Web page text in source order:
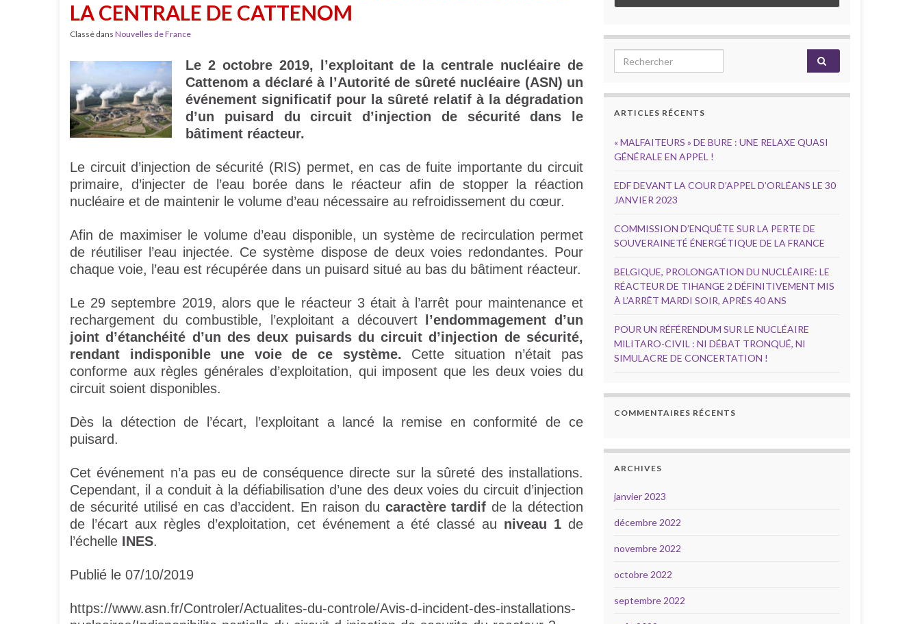
LA CENTRALE DE CATTENOM
Classé dans Nouvelles de France
Le 2 octobre 2019, l’exploitant de la centrale nucléaire de
Cattenom a déclaré à l’Autorité de sûreté nucléaire (ASN) un
événement significatif pour la sûreté relatif à la dégradation
d’un puisard du circuit d’injection de sécurité dans le
bâtiment réacteur.
Le circuit d’injection de sécurité (RIS) permet, en cas de fuite importante du circuit
primaire, d’injecter de l’eau borée dans le réacteur afin de stopper la réaction
nucléaire et de maintenir le volume d’eau nécessaire au refroidissement du cœur.
Afin de maximiser le volume d’eau disponible, un système de recirculation permet
de réutiliser l’eau injectée. Ce système dispose de deux voies redondantes. Pour
chaque voie, l’eau est récupérée dans un puisard situé au bas du bâtiment réacteur.
Le 29 septembre 2019, alors que le réacteur 3 était à l’arrêt pour maintenance et
rechargement du combustible, l’exploitant a découvert
l’endommagement d’un
joint d’étanchéité d’un des deux puisards du circuit d’injection de sécurité,
rendant indisponible une voie de ce système. Cette situation n’était pas
conforme aux règles générales d’exploitation, qui imposent que les deux voies du
circuit soient disponibles.
Dès la détection de l’écart, l’exploitant a lancé la remise en conformité de ce
puisard.
Cet événement n’a pas eu de conséquence directe sur la sûreté des installations.
Cependant, il a conduit à la défiabilisation d’une des deux voies du circuit d’injection
de sécurité utilisé en cas d’accident. En raison du caractère tardif de la détection
de l’écart aux règles d’exploitation, cet événement a été classé au niveau 1 de
l’échelle INES.
Publié le 07/10/2019
https://www.asn.fr/Controler/Actualites-du-controle/Avis-d-incident-des-installations-
Search for:
ARTICLES RÉCENTS
« MALFAITEURS » DE BURE : UNE RELAXE QUASI
GÉNÉRALE EN APPEL !
EDF DEVANT LA COUR D’APPEL D’ORLÉANS LE 30
JANVIER 2023
COMMISSION D’ENQUÊTE SUR LA PERTE DE
SOUVERAINETÉ ÉNERGÉTIQUE DE LA FRANCE
BELGIQUE, PROLONGATION DU NUCLÉAIRE: LE
RÉACTEUR DE TIHANGE 2 DÉFINITIVEMENT MIS
À L’ARRÊT MARDI SOIR, APRÈS 40 ANS
POUR UN RÉFÉRENDUM SUR LE NUCLÉAIRE
MILITARO-CIVIL : NI DÉBAT TRONQUÉ, NI
SIMULACRE DE CONCERTATION !
COMMENTAIRES RÉCENTS
ARCHIVES
janvier 2023
décembre 2022
novembre 2022
octobre 2022
septembre 2022